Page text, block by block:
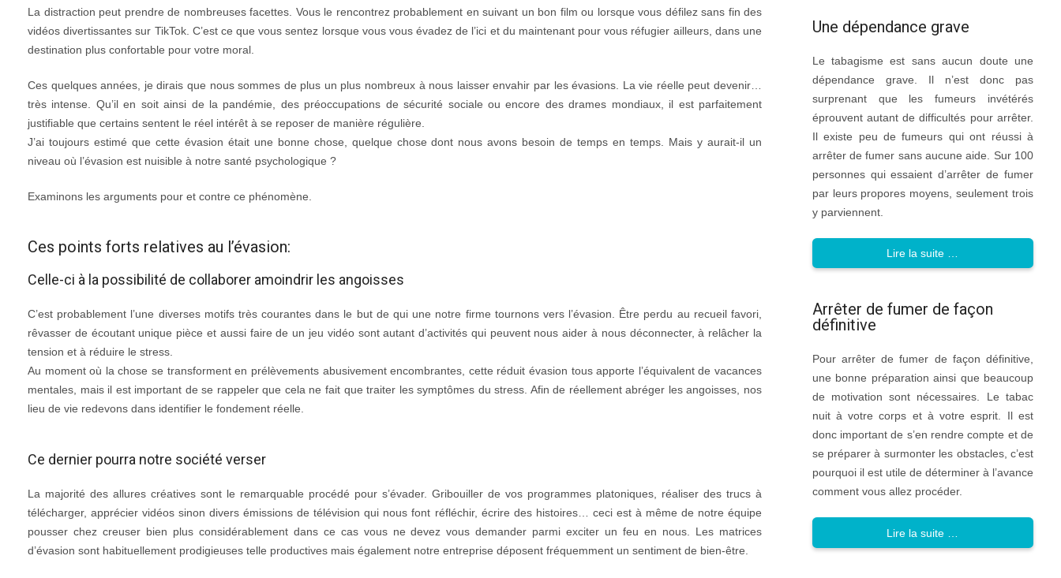
La distraction peut prendre de nombreuses facettes. Vous le rencontrez probablement en suivant un bon film ou lorsque vous défilez sans fin des
vidéos divertissantes sur TikTok. C’est ce que vous sentez lorsque vous vous évadez de l’ici et du maintenant pour vous réfugier ailleurs, dans une
destination plus confortable pour votre moral.
Ces quelques années, je dirais que nous sommes de plus un plus nombreux à nous laisser envahir par les évasions. La vie réelle peut devenir…
très intense. Qu’il en soit ainsi de la pandémie, des préoccupations de sécurité sociale ou encore des drames mondiaux, il est parfaitement
justifiable que certains sentent le réel intérêt à se reposer de manière régulière.
J’ai toujours estimé que cette évasion était une bonne chose, quelque chose dont nous avons besoin de temps en temps. Mais y aurait-il un
niveau où l’évasion est nuisible à notre santé psychologique ?
Examinons les arguments pour et contre ce phénomène.
Ces points forts relatives au l’évasion:
Celle-ci à la possibilité de collaborer amoindrir les angoisses
C’est probablement l’une diverses motifs très courantes dans le but de qui une notre firme tournons vers l’évasion. Être perdu au recueil favori,
rêvasser de écoutant unique pièce et aussi faire de un jeu vidéo sont autant d’activités qui peuvent nous aider à nous déconnecter, à relâcher la
tension et à réduire le stress.
Au moment où la chose se transforment en prélèvements abusivement encombrantes, cette réduit évasion tous apporte l’équivalent de vacances
mentales, mais il est important de se rappeler que cela ne fait que traiter les symptômes du stress. Afin de réellement abréger les angoisses, nos
lieu de vie redevons dans identifier le fondement réelle.
Ce dernier pourra notre société verser
La majorité des allures créatives sont le remarquable procédé pour s’évader. Gribouiller de vos programmes platoniques, réaliser des trucs à
télécharger, apprécier vidéos sinon divers émissions de télévision qui nous font réfléchir, écrire des histoires… ceci est à même de notre équipe
pousser chez creuser bien plus considérablement dans ce cas vous ne devez vous demander parmi exciter un feu en nous. Les matrices
d’évasion sont habituellement prodigieuses telle productives mais également notre entreprise déposent fréquemment un sentiment de bien-être.
Une dépendance grave
Le tabagisme est sans aucun doute une
dépendance grave. Il n’est donc pas
surprenant que les fumeurs invétérés
éprouvent autant de difficultés pour arrêter.
Il existe peu de fumeurs qui ont réussi à
arrêter de fumer sans aucune aide. Sur 100
personnes qui essaient d’arrêter de fumer
par leurs propores moyens, seulement trois
y parviennent.
Lire la suite …
Arrêter de fumer de façon
définitive
Pour arrêter de fumer de façon définitive,
une bonne préparation ainsi que beaucoup
de motivation sont nécessaires. Le tabac
nuit à votre corps et à votre esprit. Il est
donc important de s’en rendre compte et de
se préparer à surmonter les obstacles, c’est
pourquoi il est utile de déterminer à l’avance
comment vous allez procéder.
Lire la suite …